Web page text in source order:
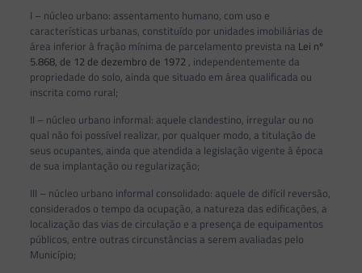
I – núcleo urbano: assentamento humano, com uso e
características urbanas, constituído por unidades imobiliárias de
área inferior à fração mínima de parcelamento prevista na Lei nº
5.868, de 12 de dezembro de 1972 , independentemente da
propriedade do solo, ainda que situado em área qualificada ou
inscrita como rural;
II – núcleo urbano informal: aquele clandestino, irregular ou no
qual não foi possível realizar, por qualquer modo, a titulação de
seus ocupantes, ainda que atendida a legislação vigente à época
de sua implantação ou regularização;
III – núcleo urbano informal consolidado: aquele de difícil reversão,
considerados o tempo da ocupação, a natureza das edificações, a
localização das vias de circulação e a presença de equipamentos
públicos, entre outras circunstâncias a serem avaliadas pelo
Município;